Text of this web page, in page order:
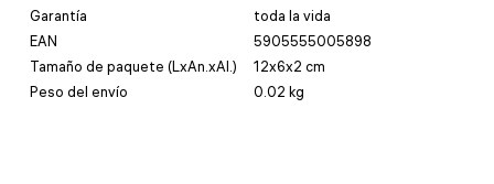
Garantía
toda la vida
EAN
5905555005898
Tamaño de paquete (LxAn.xAl.)
12x6x2 cm
Peso del envío
0.02 kg